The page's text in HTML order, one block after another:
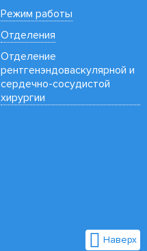
Режим работы
Отделения
Отделение
рентгенэндоваскулярной и
сердечно-сосудистой
хирургии
Наверх